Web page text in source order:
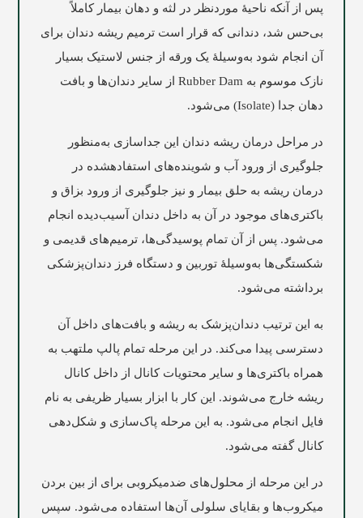
پس از آنکه ناحیۀ موردنظر در لثه و دهان بیمار کاملاً
بی‌حس شد، دندانی که قرار است ترمیم ریشه دندان برای
آن انجام شود به‌وسیلۀ یک ورقه از جنس لاستیک بسیار
نازک موسوم به Rubber Dam از سایر دندان‌ها و بافت
دهان جدا (Isolate) می‌شود.
در مراحل درمان ریشه دندان این جداسازی به‌منظور
جلوگیری از ورود آب و شوینده‌های استفاده‎شده در
درمان ریشه به حلق بیمار و نیز جلوگیری از ورود بزاق و
باکتری‌های موجود در آن به داخل دندان آسیب‌دیده انجام
می‌شود. پس از آن تمام پوسیدگی‌ها، ترمیم‌های قدیمی و
شکستگی‌ها به‌وسیلۀ توربین و دستگاه فرز دندان‌پزشکی
برداشته می‌شود.
به این ترتیب دندان‌پزشک به ریشه و بافت‌های داخل آن
دسترسی پیدا می‌کند. در این مرحله تمام پالپ ملتهب به
همراه باکتری‌ها و سایر محتویات کانال از داخل کانال
ریشه خارج می‌شوند. این کار با ابزار بسیار ظریفی به نام
فایل انجام می‌شود. به این مرحله پاک‌سازی و شکل‌دهی
کانال گفته می‌شود.
در این مرحله از محلول‌های ضدمیکروبی برای از بین بردن
میکروب‌ها و بقایای سلولی آن‌ها استفاده می‌شود. سپس